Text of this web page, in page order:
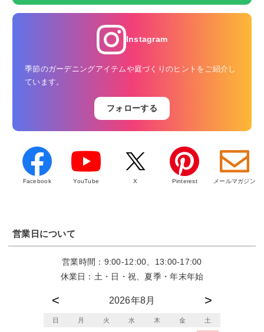
Instagram
季節のガーデニングアイテムや庭づくりのヒントをご紹介し
ています。
フォローする
Facebook YouTube X Pinterest メールマガジン
営業日について
営業時間：9:00-12:00、13:00-17:00
休業日：土・日・祝、夏季・年末年始
2026年8月
日 月 火 水 木 金 土